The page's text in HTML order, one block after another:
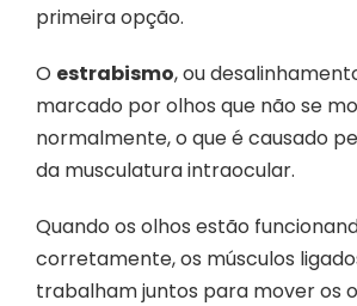
primeira opção.
O estrabismo, ou
marcado por olhos que não se
normalmente, o que é causado
da musculatura intraocular.
Quando os olhos estão
corretamente, os músculos
trabalham juntos para mover os